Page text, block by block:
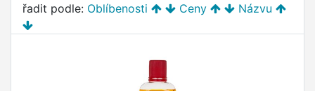
řadit podle: Oblíbenosti Ceny Názvu